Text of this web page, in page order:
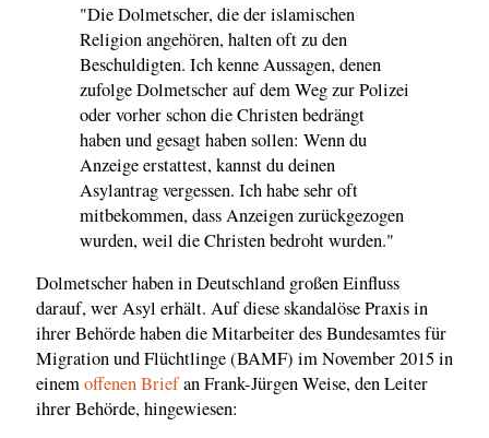
"Die Dolmetscher, die der islamischen
Religion angehören, halten oft zu den
Beschuldigten. Ich kenne Aussagen, denen
zufolge Dolmetscher auf dem Weg zur Polizei
oder vorher schon die Christen bedrängt
haben und gesagt haben sollen: Wenn du
Anzeige erstattest, kannst du deinen
Asylantrag vergessen. Ich habe sehr oft
mitbekommen, dass Anzeigen zurückgezogen
wurden, weil die Christen bedroht wurden."
Dolmetscher haben in Deutschland großen Einfluss
darauf, wer Asyl erhält. Auf diese skandalöse Praxis in
ihrer Behörde haben die Mitarbeiter des Bundesamtes für
Migration und Flüchtlinge (BAMF) im November 2015 in
einemoffenen Briefan Frank-Jürgen Weise, den Leiter
ihrer Behörde, hingewiesen: